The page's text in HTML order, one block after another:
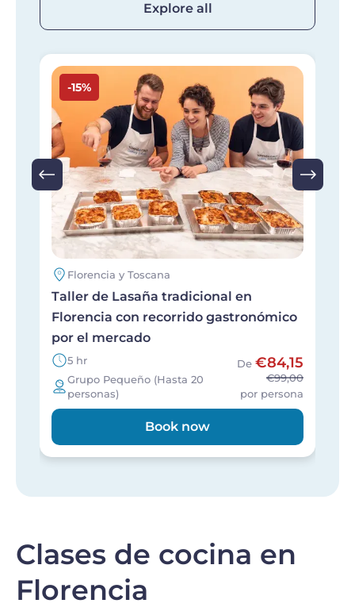
Explore all
Imagen
-15%
Florencia y Toscana
Taller de Lasaña tradicional en
Florencia con recorrido gastronómico
por el mercado
5 hr
Grupo Pequeño (Hasta 20
personas)
De €84,15
€99,00
por persona
Book now
Clases de cocina en
Florencia